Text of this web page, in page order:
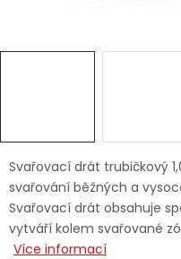
Značky
Svařovací drát trubičkový
svařování běžných a
Svařovací drát obsahuje
vytváří kolem svařované
Více informací